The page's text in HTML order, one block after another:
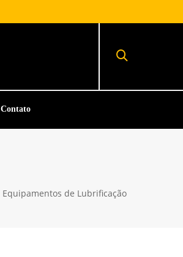
Contato
Equipamentos de Lubrificação